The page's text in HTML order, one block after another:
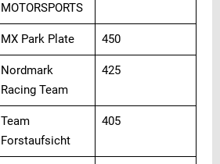
MOTORSPORTS
MX Park Plate 450
Nordmark
Racing Team
425
Team
Forstaufsicht
405